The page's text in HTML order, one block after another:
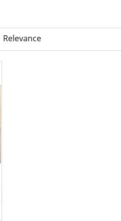
Relevance